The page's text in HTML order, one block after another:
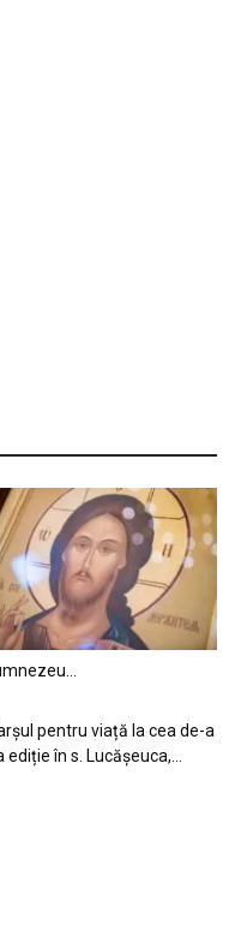
pentru viață la cea de-a
a ediție în s. Lucășeuca,...